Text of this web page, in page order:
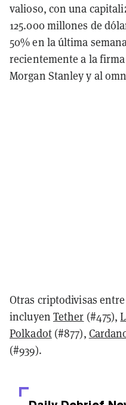
valioso, con una
125.000 millones de
50% en la última
recientemente a la
Morgan Stanley y al
Otras criptodivisas
incluyen Tether (#475),
Polkadot(#877),
(#939).